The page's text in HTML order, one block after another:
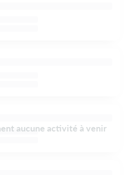
aucune activité à venir